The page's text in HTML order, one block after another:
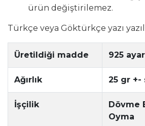
ürün değiştirilemez.
Türkçe veya Göktürkçe yazı
Üretildiği madde 925
Ağırlık 25 gr +-
İşçilik
Dövme
Oyma